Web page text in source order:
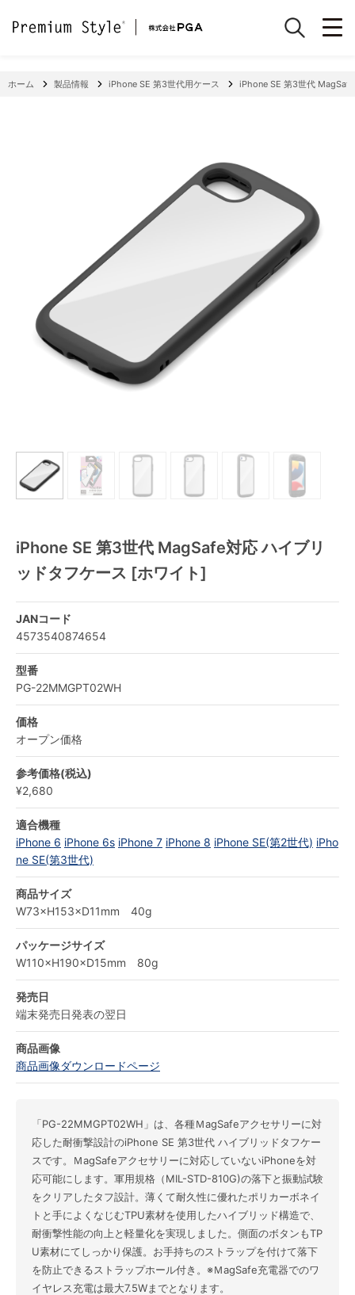
ホーム 製品情報 iPhone SE 第3世代用ケース iPhone SE 第3世代
iPhone SE 第3世代 MagSafe対応 ハイブリ
ッドタフケース [ホワイト]
JANコード
4573540874654
型番
PG-22MMGPT02WH
価格
オープン価格
参考価格(税込)
¥2,680
適合機種
iPhone 6 iPhone 6s iPhone 7 iPhone 8 iPhone SE(第2世代) iPho
ne SE(第3世代)
商品サイズ
W73×H153×D11mm 40g
パッケージサイズ
W110×H190×D15mm 80g
発売日
端末発売日発表の翌日
商品画像
商品画像ダウンロードページ
「PG-22MMGPT02WH」は、各種ＭagSafeアクセサリーに対
応した耐衝撃設計のiPhone SE 第3世代 ハイブリッドタフケー
スです。ＭagSafeアクセサリーに対応していないiPhoneを対
応可能にします。軍用規格（MIL-STD-810G)の落下と振動試験
をクリアしたタフ設計。薄くて耐久性に優れたポリカーボネイ
トと手によくなじむTPU素材を使用したハイブリッド構造で、
耐衝撃性能の向上と軽量化を実現しました。側面のボタンもTP
U素材にてしっかり保護。お手持ちのストラップを付けて落下
を防止できるストラップホール付き。※ＭagSafe充電器でのワ
イヤレス充電は最大7.5Wまでとなります。